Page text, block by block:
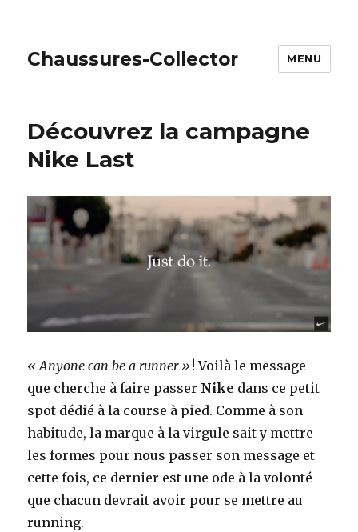
Chaussures-Collector MENU
Découvrez la campagne
Nike Last
« Anyone can be a runner » ! Voilà le message
que cherche à faire passer Nike dans ce petit
spot dédié à la course à pied. Comme à son
habitude, la marque à la virgule sait y mettre
les formes pour nous passer son message et
cette fois, ce dernier est une ode à la volonté
que chacun devrait avoir pour se mettre au
running.